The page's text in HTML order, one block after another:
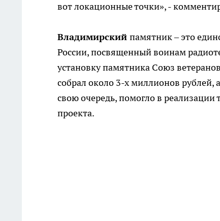
вот локационные точки», -
Владимирский памятник – это
России, посвященный воинам
установку памятника Союз
собрал около 3-х миллионов рублей,
свою очередь, помогло в реализации
проекта.